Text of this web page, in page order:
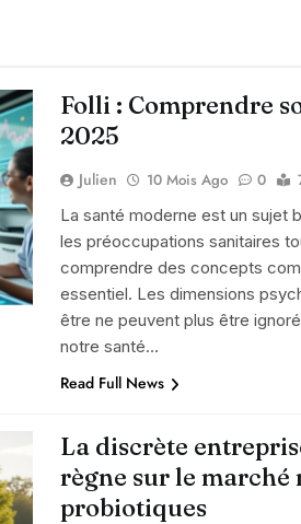
Folli : Comprendre
2025
Julien 10 Mois Ago 0
La santé moderne est un sujet
les préoccupations sanitaires
comprendre des concepts
essentiel. Les dimensions
être ne peuvent plus être
notre santé…
Read Full News
La discrète
règne sur le
probiotiques